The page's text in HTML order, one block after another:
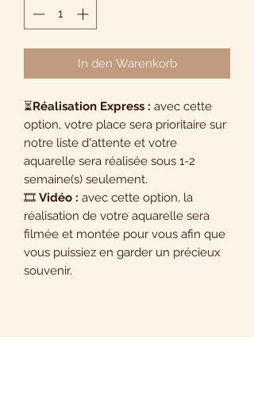
In den Warenkorb
⏳Réalisation Express : avec cette
option, votre place sera prioritaire sur
notre liste d'attente et votre
aquarelle sera réalisée sous 1-2
semaine(s) seulement.
🎞️ Vidéo : avec cette option, la
réalisation de votre aquarelle sera
filmée et montée pour vous afin que
vous puissiez en garder un précieux
souvenir.